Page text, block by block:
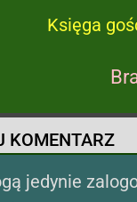
Księga
KOMENTARZ
jedynie